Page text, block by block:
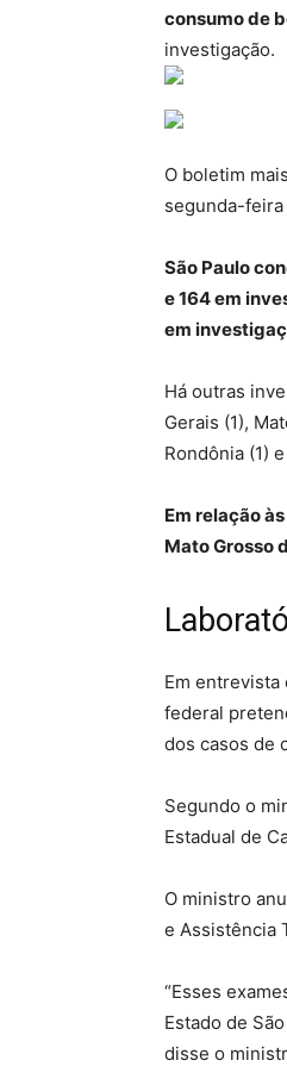
consumo de
investigação.
O boletim
segunda-feira
São Paulo
e 164 em
em
Há outras
Gerais (1),
Rondônia (1)
Em relação
Mato Grosso
Em entrevista
federal
dos casos de
Segundo o
Estadual de
O ministro
e Assistência
“Esses
Estado de
disse o